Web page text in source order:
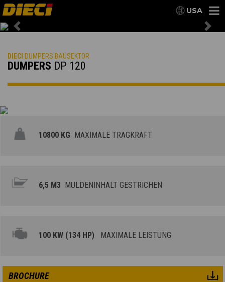
USA
Previous
DIECI DUMPERS BAUSEKTOR
DUMPERS DP 120
10800 KG MAXIMALE TRAGKRAFT
6,5 M3 MULDENINHALT GESTRICHEN
100 KW (134 HP) MAXIMALE LEISTUNG
BROCHURE